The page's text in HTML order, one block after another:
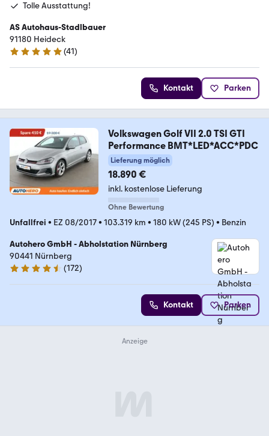
Tolle Ausstattung!
AS Autohaus-Stadlbauer
91180 Heideck
5 Sterne
(41)
Kontakt Parken
Volkswagen Golf VII 2.0 TSI GTI
Performance BMT*LED*ACC*PDC
Lieferung möglich
18.890 €
inkl. kostenlose Lieferung
Ohne Bewertung
Unfallfrei • EZ 08/2017• 103.319 km • 180 kW (245 PS) • Benzin
Autohero GmbH - Abholstation Nürnberg
90441 Nürnberg
4.5 Sterne
(172)
Kontakt Parken